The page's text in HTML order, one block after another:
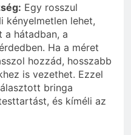
Egy rosszul
kényelmetlen lehet,
a hátadban, a
Ha a méret
hozzád, hosszabb
is vezethet. Ezzel
bringa
és kíméli az